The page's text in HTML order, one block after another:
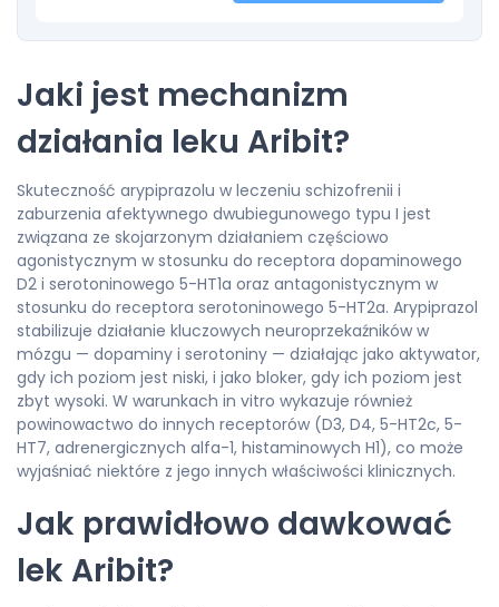
Jaki jest mechanizm
działania leku Aribit?
Skuteczność arypiprazolu w leczeniu schizofrenii i
zaburzenia afektywnego dwubiegunowego typu I jest
związana ze skojarzonym działaniem częściowo
agonistycznym w stosunku do receptora dopaminowego
D2 i serotoninowego 5-HT1a oraz antagonistycznym w
stosunku do receptora serotoninowego 5-HT2a. Arypiprazol
stabilizuje działanie kluczowych neuroprzekaźników w
mózgu — dopaminy i serotoniny — działając jako aktywator,
gdy ich poziom jest niski, i jako bloker, gdy ich poziom jest
zbyt wysoki. W warunkach in vitro wykazuje również
powinowactwo do innych receptorów (D3, D4, 5-HT2c, 5-
HT7, adrenergicznych alfa-1, histaminowych H1), co może
wyjaśniać niektóre z jego innych właściwości klinicznych.
Jak prawidłowo dawkować
lek Aribit?